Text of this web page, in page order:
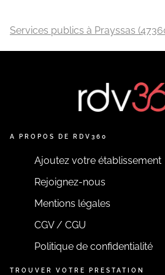
Services publics à Prayssas
A PROPOS DE RDV360
Ajoutez votre établissement
Rejoignez-nous
Mentions légales
CGV / CGU
Politique de confidentialité
TROUVER VOTRE PRESTATION